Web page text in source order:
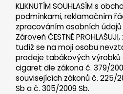
KLIKNUTÍM SOUHLASÍM s
podmínkami,reklamačním
zpracováním osobních
Zároveň ČESTNĚ
tudíž se na moji osobu
prodeje tabákových výrobků
cigaret dle zákona č. 379/
souvisejících zákonů č. 225/
Sb a č. 305/2009 Sb.